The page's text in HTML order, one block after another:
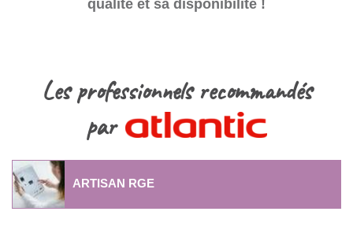
qualité et sa disponibilité !
Les professionnels recommandés
par
ARTISAN RGE